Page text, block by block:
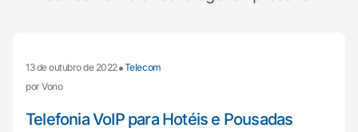
13 de outubro de 2022•Telecom
por Vono
Telefonia VoIP para Hotéis e Pousadas